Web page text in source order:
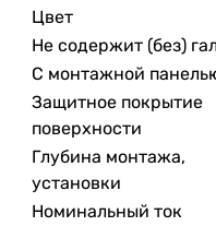
Цвет
Не содержит (без)
С монтажной
Защитное покрытие
поверхности
Глубина монтажа,
установки
Номинальный ток